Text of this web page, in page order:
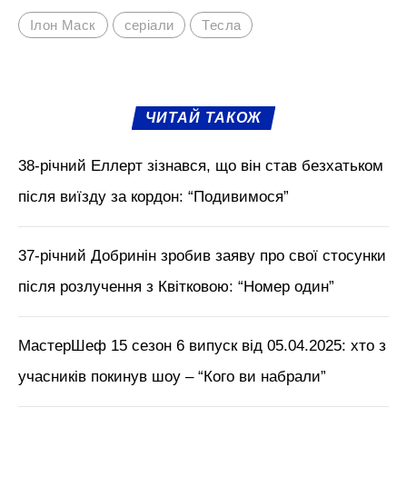
Ілон Маск серіали Тесла
ЧИТАЙ ТАКОЖ
38-річний Еллерт зізнався, що він став безхатьком
після виїзду за кордон: “Подивимося”
37-річний Добринін зробив заяву про свої стосунки
після розлучення з Квітковою: “Номер один”
МастерШеф 15 сезон 6 випуск від 05.04.2025: хто з
учасників покинув шоу – “Кого ви набрали”